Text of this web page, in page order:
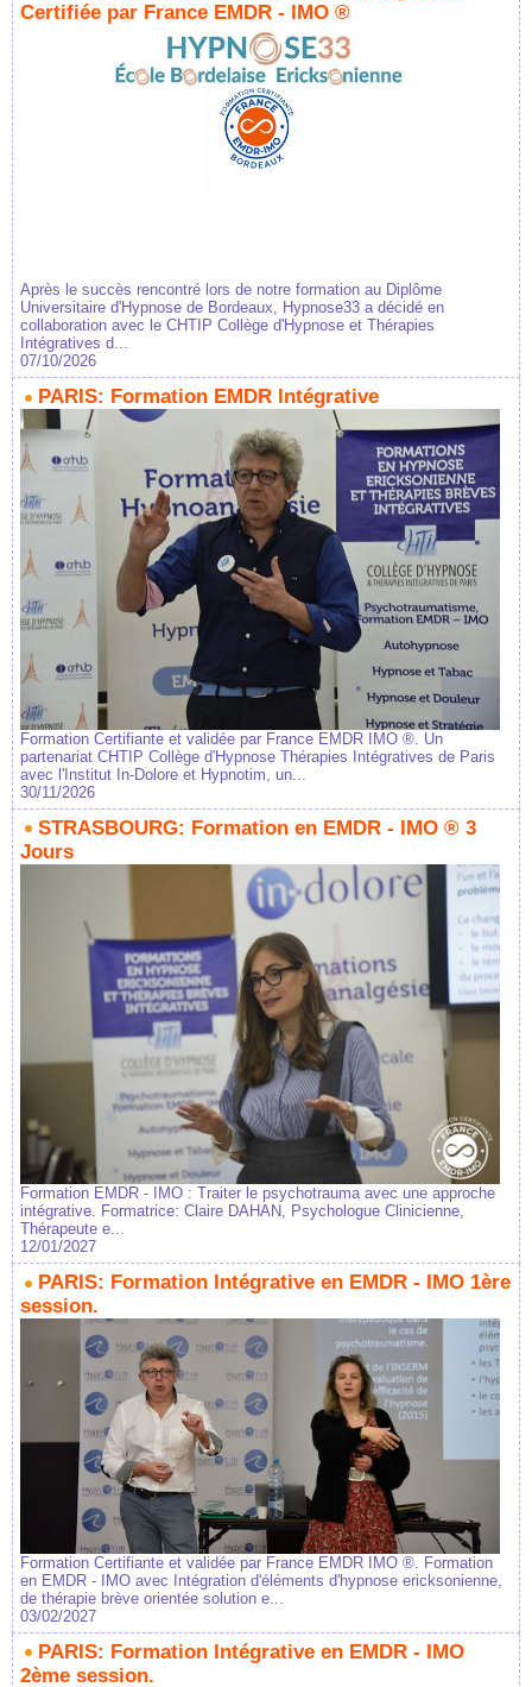
Certifiée par France EMDR - IMO ®
Après le succès rencontré lors de notre formation au Diplôme
Universitaire d'Hypnose de Bordeaux, Hypnose33 a décidé en
collaboration avec le CHTIP Collège d'Hypnose et Thérapies
Intégratives d...
07/10/2026
PARIS: Formation EMDR Intégrative
Formation Certifiante et validée par France EMDR IMO ®. Un
partenariat CHTIP Collège d'Hypnose Thérapies Intégratives de Paris
avec l'Institut In-Dolore et Hypnotim, un...
30/11/2026
STRASBOURG: Formation en EMDR - IMO ® 3
Jours
Formation EMDR - IMO : Traiter le psychotrauma avec une approche
intégrative. Formatrice: Claire DAHAN, Psychologue Clinicienne,
Thérapeute e...
12/01/2027
PARIS: Formation Intégrative en EMDR - IMO 1ère
session.
Formation Certifiante et validée par France EMDR IMO ®. Formation
en EMDR - IMO avec Intégration d'éléments d'hypnose ericksonienne,
de thérapie brève orientée solution e...
03/02/2027
PARIS: Formation Intégrative en EMDR - IMO
2ème session.